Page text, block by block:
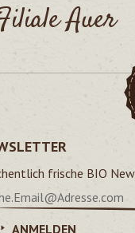
Auer
frische BIO
ANMELDEN